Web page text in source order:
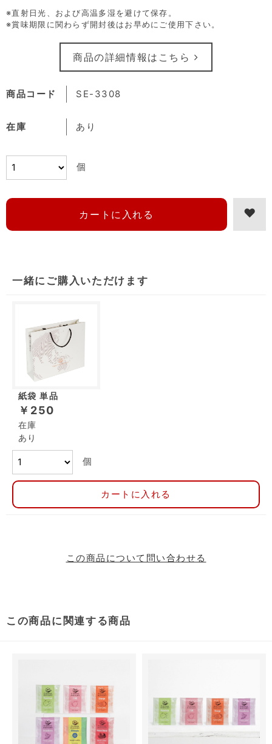
商品コード SE-3308
在庫 あり
個
一緒にご購入いただけます
紙袋 単品
￥250
在庫
あり
個
カートに入れる
この商品について問い合わせる
※直射日光、および高温多湿を避けて保存。
※賞味期限に関わらず開封後はお早めにご使用下さい。
商品の詳細情報はこちら
この商品に関連する商品